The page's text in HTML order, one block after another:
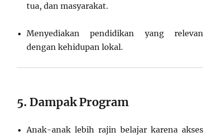
tua, dan masyarakat.
Menyediakan pendidikan yang relevan
dengan kehidupan lokal.
5. Dampak Program
Anak-anak lebih rajin belajar karena akses